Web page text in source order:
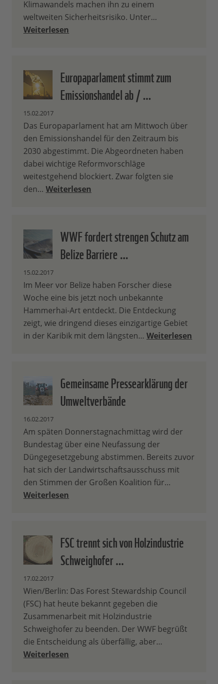
Klimawandels machen ihn zu einem
weltweiten Sicherheitsrisiko. Unter…
Weiterlesen
Europaparlament stimmt zum
Emissionshandel ab / …
15.02.2017
Das Europaparlament hat am Mittwoch über
den Emissionshandel für den Zeitraum bis
2030 abgestimmt. Die Abgeordneten haben
dabei wichtige Reformvorschläge
weitestgehend blockiert. Zwar folgten sie
den… Weiterlesen
WWF fordert strengen Schutz am
Belize Barriere …
15.02.2017
Im Meer vor Belize haben Forscher diese
Woche eine bis jetzt noch unbekannte
Hammerhai-Art entdeckt. Die Entdeckung
zeigt, wie dringend dieses einzigartige Gebiet
in der Karibik mit dem längsten… Weiterlesen
Gemeinsame Pressearklärung der
Umweltverbände
16.02.2017
Am späten Donnerstagnachmittag wird der
Bundestag über eine Neufassung der
Düngegesetzgebung abstimmen. Bereits zuvor
hat sich der Landwirtschaftsausschuss mit
den Stimmen der Großen Koalition für…
Weiterlesen
FSC trennt sich von Holzindustrie
Schweighofer …
17.02.2017
Wien/Berlin: Das Forest Stewardship Council
(FSC) hat heute bekannt gegeben die
Zusammenarbeit mit Holzindustrie
Schweighofer zu beenden. Der WWF begrüßt
die Entscheidung als überfällig, aber…
Weiterlesen